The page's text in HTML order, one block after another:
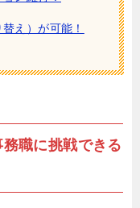
え）が可能！
務職に挑戦できる